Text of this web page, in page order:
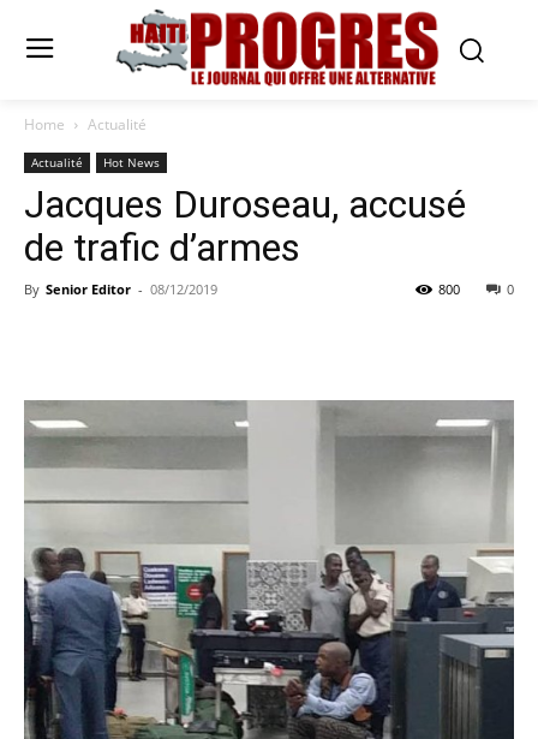
Home Actualité
Actualité Hot News
Jacques Duroseau, accusé
de trafic d’armes
By Senior Editor - 08/12/2019 0
800